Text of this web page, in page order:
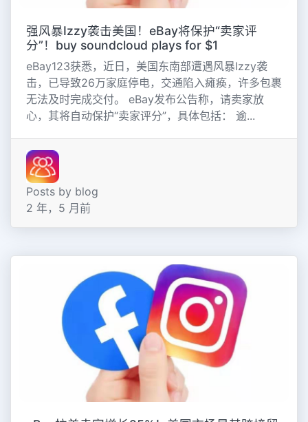
强风暴Izzy袭击美国！eBay将保护“卖家评
分”！buy soundcloud plays for $1
eBay123获悉，近日，美国东南部遭遇风暴Izzy袭
击，已导致26万家庭停电，交通陷入瘫痪，许多包裹
无法及时完成交付。 eBay发布公告称，请卖家放
心，其将自动保护“卖家评分”，具体包括： 逾...
Posts by blog
2 年，5 月前